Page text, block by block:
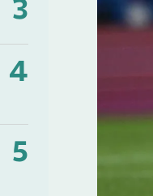
3
4
5